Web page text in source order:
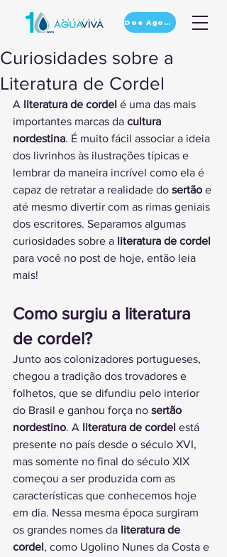
Doe Agora
Curiosidades sobre a
Literatura de Cordel
A literatura de cordel é uma das mais
importantes marcas da cultura
nordestina. É muito fácil associar a ideia
dos livrinhos às ilustrações típicas e
lembrar da maneira incrível como ela é
capaz de retratar a realidade do sertão e
até mesmo divertir com as rimas geniais
dos escritores. Separamos algumas
curiosidades sobre a literatura de cordel
para você no post de hoje, então leia
mais!
Como surgiu a literatura
de cordel?
Junto aos colonizadores portugueses,
chegou a tradição dos trovadores e
folhetos, que se difundiu pelo interior
do Brasil e ganhou força no sertão
nordestino. A literatura de cordel está
presente no país desde o século XVI,
mas somente no final do século XIX
começou a ser produzida com as
características que conhecemos hoje
em dia. Nessa mesma época surgiram
os grandes nomes da literatura de
cordel, como Ugolino Nunes da Costa e